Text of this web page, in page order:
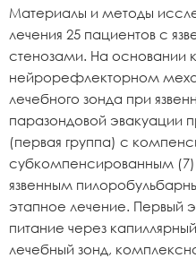
Материалы и методы
лечения 25 пациентов с
стенозами. На основании
нейрорефлекторном
лечебного зонда при
паразондовой эвакуации
(первая группа) с
субкомпенсированным
язвенным
этапное лечение. Первый
питание через
лечебный зонд,